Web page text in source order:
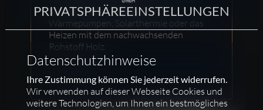
Schutz unseres Klimas. Durch
Wärmepumpen, Solarthermie oder das
Heizen mit dem nachwachsenden
Rohstoff Holz.
PRIVATSPHÄRE­EINSTELLUNGEN
Datenschutzhinweise
Ihre Zustimmung können Sie jederzeit widerrufen.
Wir verwenden auf dieser Webseite Cookies und
weitere Technologien, um Ihnen ein bestmögliches